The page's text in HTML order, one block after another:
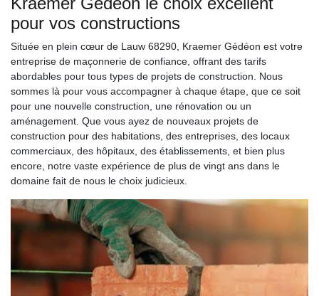
pour vos constructions
Située en plein cœur de Lauw 68290, Kraemer Gédéon est votre
entreprise de maçonnerie de confiance, offrant des tarifs
abordables pour tous types de projets de construction. Nous
sommes là pour vous accompagner à chaque étape, que ce soit
pour une nouvelle construction, une rénovation ou un
aménagement. Que vous ayez de nouveaux projets de
construction pour des habitations, des entreprises, des locaux
commerciaux, des hôpitaux, des établissements, et bien plus
encore, notre vaste expérience de plus de vingt ans dans le
domaine fait de nous le choix judicieux.